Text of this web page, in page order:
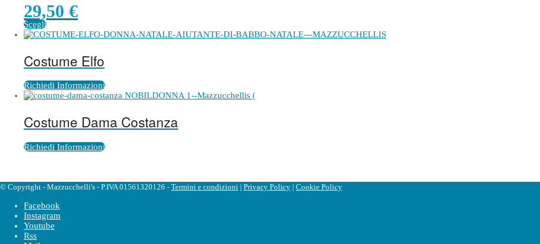
29,50 €
Scegli
Costume Elfo
Richiedi Informazioni
Costume Dama Costanza
Richiedi Informazioni
© Copyright - Mazzucchelli's - P.IVA 01561320126 - Termini e condizioni | Privacy Policy | Cookie Policy
Facebook
Instagram
Youtube
Rss